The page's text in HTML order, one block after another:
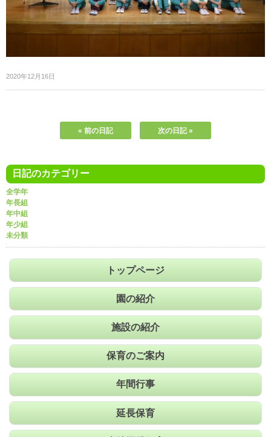
2020年12月16日
« 前の日記 次の日記 »
日記のカテゴリー
全学年
年長組
年中組
年少組
未分類
トップページ
園の紹介
施設の紹介
保育のご案内
年間行事
延長保育